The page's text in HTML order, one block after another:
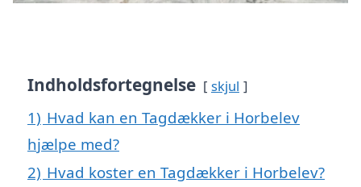
Indholdsfortegnelse skjul
1) Hvad kan en Tagdækker i Horbelev
hjælpe med?
2) Hvad koster en Tagdækker i Horbelev?